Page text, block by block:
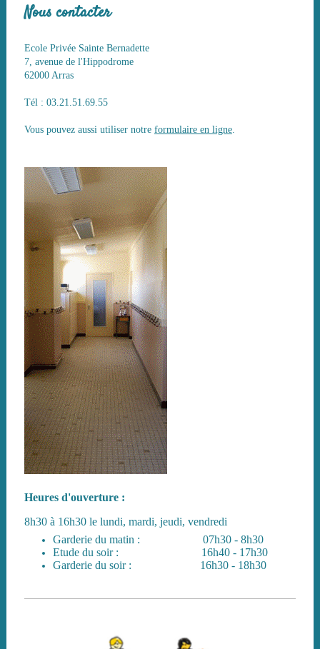
Nous contacter
Ecole Privée Sainte Bernadette
7, avenue de l'Hippodrome
62000 Arras
Tél : 03.21.51.69.55
Vous pouvez aussi utiliser notre formulaire en ligne.
Heures d'ouverture :
8h30 à 16h30 le lundi, mardi, jeudi, vendredi
Garderie du matin : 07h30 - 8h30
Etude du soir : 16h40 - 17h30
Garderie du soir : 16h30 - 18h30